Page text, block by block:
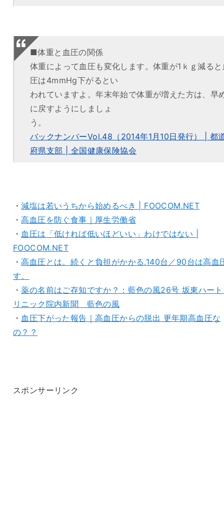
■体重と血圧の関係
体重によって血圧も変化します。体重が1ｋｇ減ると
圧は4mmHg下がるとい
われていますよ。年末年始で体重が増えた方は、早
に戻すようにしましょ
う。
バックナンバーVol.48（2014年1月10日発行） | 都
府県支部 | 全国健康保険協会
・減塩は若いうちから始めるべき | FOOCOM.NET
・高血圧を防ぐ食事｜厚生労働省
・ 血圧は「低ければ低いほどいい」わけではない |
FOOCOM.NET
・高血圧とは。続くと負担がかかる.140台／90台は高血
す。
・薬の名前はご存知ですか？：藍色の風26号 坂東ハー
リニック院内新聞 藍色の風
・ 血圧下がった報告｜高血圧からの脱出 更年期高血圧な
の？？
スポンサーリンク